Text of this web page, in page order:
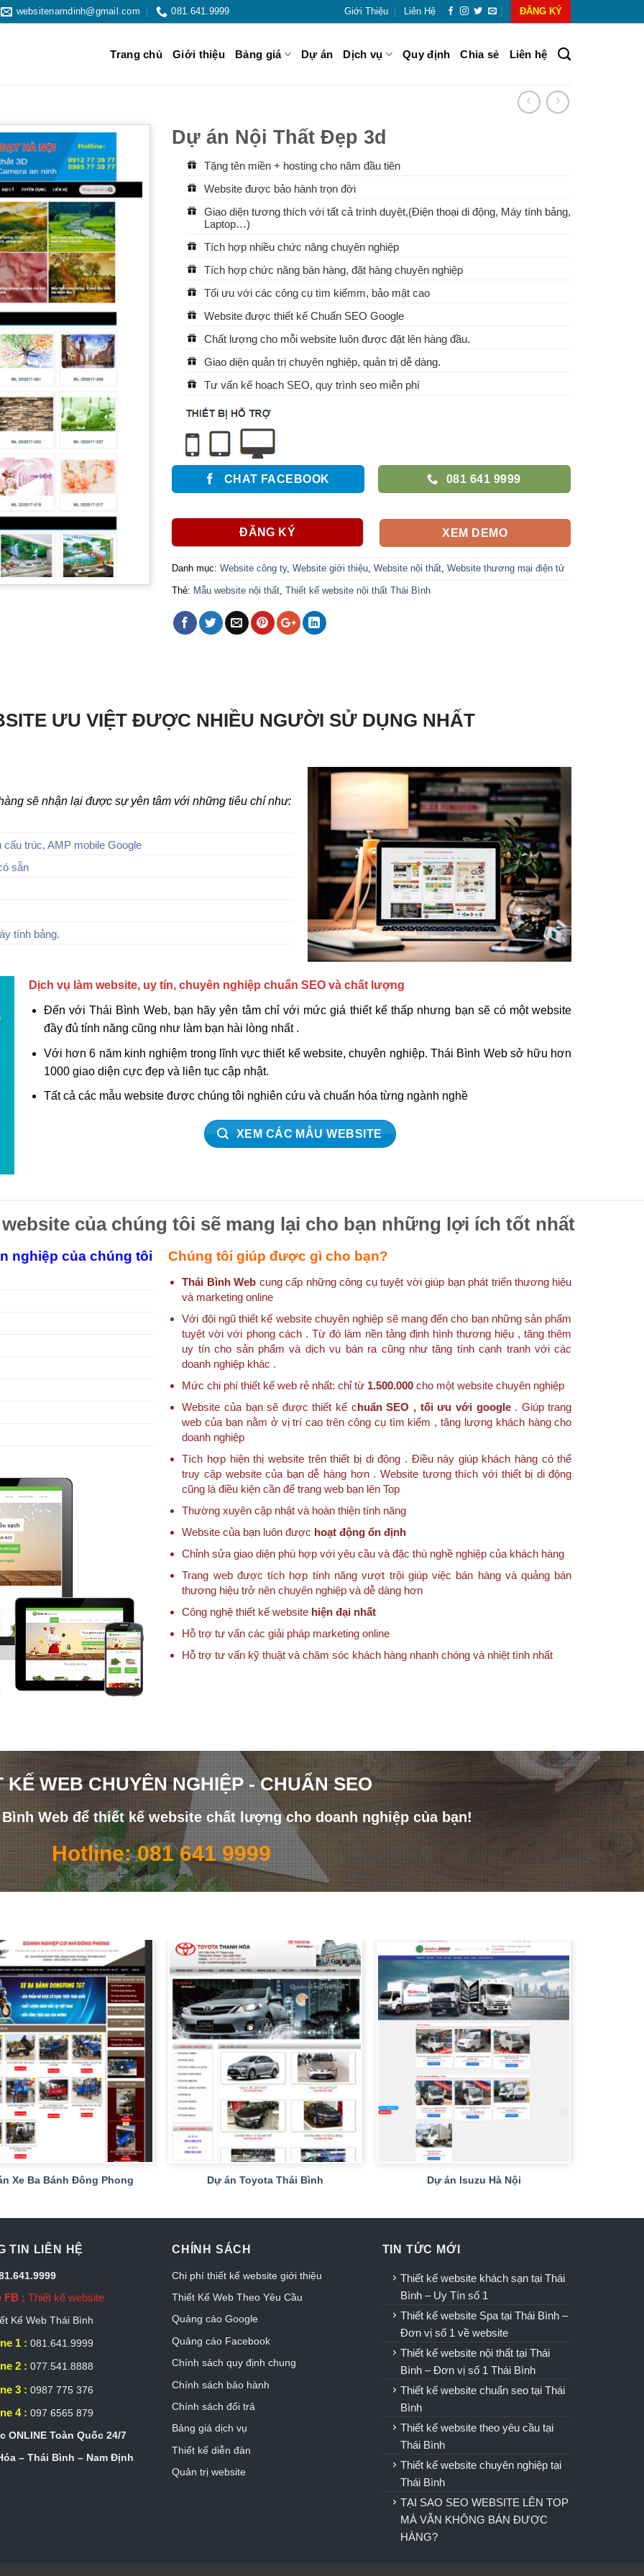
websitenamdinh@gmail.com 081.641.9999 Giới Thiệu Liên Hệ ĐĂNG KÝ
Trang chủ Giới thiệu Bảng giá Dự án Dịch vụ Quy định Chia sẻ Liên hệ
Dự án Nội Thất Đẹp 3d
Tặng tên miền + hosting cho năm đầu tiên
Website được bảo hành trọn đời
Giao diện tương thích với tất cả trình duyệt,(Điện thoại di động, Máy tính bảng,
Laptop…)
Tích hợp nhiều chức năng chuyên nghiệp
Tích hợp chức năng bán hàng, đặt hàng chuyên nghiệp
Tối ưu với các công cụ tìm kiếmm, bảo mật cao
Website được thiết kế Chuẩn SEO Google
Chất lượng cho mỗi website luôn được đặt lên hàng đầu.
Giao diện quản trị chuyên nghiệp, quản trị dễ dàng.
Tư vấn kế hoạch SEO, quy trình seo miễn phí
CHAT FACEBOOK 081 641 9999
ĐĂNG KÝ XEM DEMO
Danh mục: Website công ty, Website giới thiệu, Website nội thất, Website thương mại điện tử
Thẻ: Mẫu website nội thất, Thiết kế website nội thất Thái Bình
ƯU VIỆT ĐƯỢC NHIỀU NGƯỜI SỬ DỤNG NHẤT
sẽ nhận lại được sự yên tâm với những tiêu chí như:
trúc, AMP mobile Google
sẵn
tính bảng.
Dịch vụ làm website, uy tín, chuyên nghiệp chuẩn SEO và chất lượng
Đến với Thái Bình Web, bạn hãy yên tâm chỉ với mức giá thiết kế thấp nhưng bạn sẽ có một website
đầy đủ tính năng cũng như làm bạn hài lòng nhất .
Với hơn 6 năm kinh nghiệm trong lĩnh vực thiết kế website, chuyên nghiệp. Thái Bình Web sở hữu hơn
1000 giao diện cực đẹp và liên tục cập nhật.
Tất cả các mẫu website được chúng tôi nghiên cứu và chuẩn hóa từng ngành nghề
XEM CÁC MẪU WEBSITE
của chúng tôi sẽ mang lại cho bạn những lợi ích tốt nhất
nghiệp của chúng tôi Chúng tôi giúp được gì cho bạn?
Thái Bình Web cung cấp những công cụ tuyệt vời giúp bạn phát triển thương hiệu
và marketing online
Với đội ngũ thiết kế website chuyên nghiệp sẽ mang đến cho bạn những sản phẩm
tuyệt vời với phong cách . Từ đó làm nền tảng định hình thương hiệu , tăng thêm
uy tín cho sản phẩm và dịch vụ bán ra cũng như tăng tính cạnh tranh với các
doanh nghiệp khác .
Mức chi phí thiết kế web rẻ nhất: chỉ từ 1.500.000 cho một website chuyên nghiệp
Website của bạn sẽ được thiết kế chuẩn SEO , tối ưu với google. Giúp trang
web của bạn nằm ở vị trí cao trên công cụ tìm kiếm , tăng lượng khách hàng cho
doanh nghiệp
Tích hợp hiện thị website trên thiết bị di động . Điều này giúp khách hàng có thể
truy cập website của bạn dễ hàng hơn . Website tương thích với thiết bị di động
cũng là điều kiện cần để trang web bạn lên Top
Thường xuyên cập nhật và hoàn thiện tính năng
Website của bạn luôn được hoạt động ổn định
Chỉnh sửa giao diện phù hợp với yêu cầu và đặc thù nghề nghiệp của khách hàng
Trang web được tích hợp tính năng vượt trội giúp việc bán hàng và quảng bán
thương hiệu trở nên chuyên nghiệp và dễ dàng hơn
Công nghệ thiết kế website hiện đại nhất
Hỗ trợ tư vấn các giải pháp marketing online
Hỗ trợ tư vấn kỹ thuật và chăm sóc khách hàng nhanh chóng và nhiệt tình nhất
KẾ WEB CHUYÊN NGHIỆP - CHUẨN SEO
Web để thiết kế website chất lượng cho doanh nghiệp của bạn!
Hotline: 081 641 9999
Xe Ba Bánh Đông Phong
+
Dự án Toyota Thái Bình Dự án Isuzu Hà Nội
TIN LIÊN HỆ
FB : Thiết kế website
Kế Web Thái Bình
1 : 081.641.9999
2 : 077.541.8888
3 : 0987 775 376
4 : 097 6565 879
ONLINE Toàn Quốc 24/7
– Thái Bình – Nam Định
CHÍNH SÁCH
Chi phí thiết kế website giới thiệu
Thiết Kế Web Theo Yêu Cầu
Quảng cáo Google
Quảng cáo Facebook
Chính sách quy định chung
Chính sách bảo hành
Chính sách đổi trả
Bảng giá dịch vụ
Thiết kế diễn đàn
Quản trị website
TIN TỨC MỚI
Thiết kế website khách sạn tại Thái
Bình – Uy Tín số 1
Thiết kế website Spa tại Thái Bình –
Đơn vị số 1 về website
Thiết kế website nội thất tại Thái
Bình – Đơn vị số 1 Thái Bình
Thiết kế website chuẩn seo tại Thái
Bình
Thiết kế website theo yêu cầu tại
Thái Bình
Thiết kế website chuyên nghiệp tại
Thái Bình
TẠI SAO SEO WEBSITE LÊN TOP
MÀ VẪN KHÔNG BÁN ĐƯỢC
HÀNG?